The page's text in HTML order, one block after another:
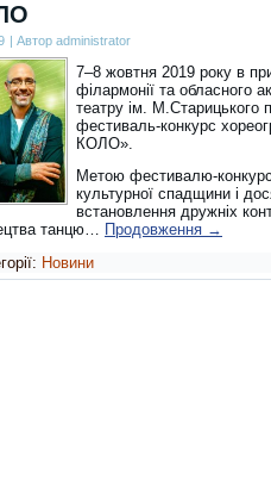
| Автор administrator
7–8 жовтня 2019 року в
філармонії та обласного
театру ім. М.Старицького
фестиваль-конкурс
КОЛО».
Метою фестивалю-
культурної спадщини і
встановлення дружніх
танцю… Продовження →
Новини